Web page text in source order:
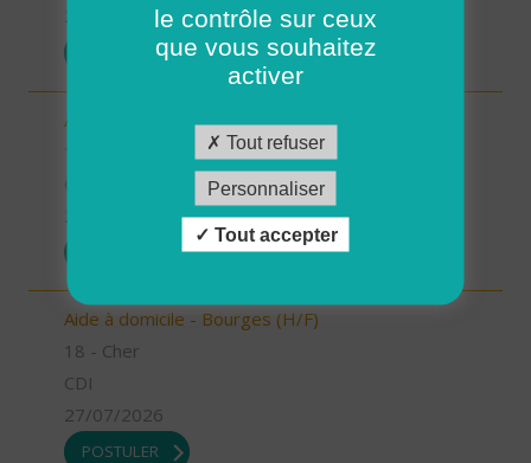
27/07/2026
POSTULER
Aide à domicile - Saint Martin d'Auxigny (H/F)
Aide à domicile - Bourges (H/F)
18 - Cher
CDI
27/07/2026
POSTULER
le contrôle sur ceux
que vous souhaitez
activer
Tout refuser
Personnaliser
Tout accepter